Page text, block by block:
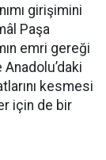
girişimini
Paşa
emri gereği
Anadolu’daki
kesmesi
için de bir